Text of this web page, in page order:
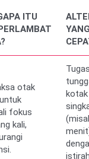
ITU
otak
fokus
kali,